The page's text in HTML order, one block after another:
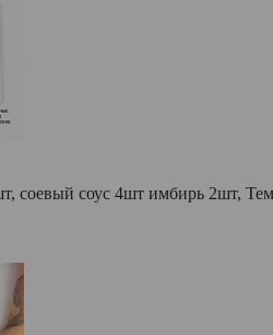
соевый соус 4шт имбирь 2шт,